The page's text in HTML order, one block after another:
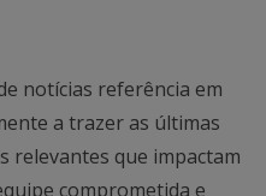
notícias referência em
a trazer as últimas
relevantes que impactam
comprometida e